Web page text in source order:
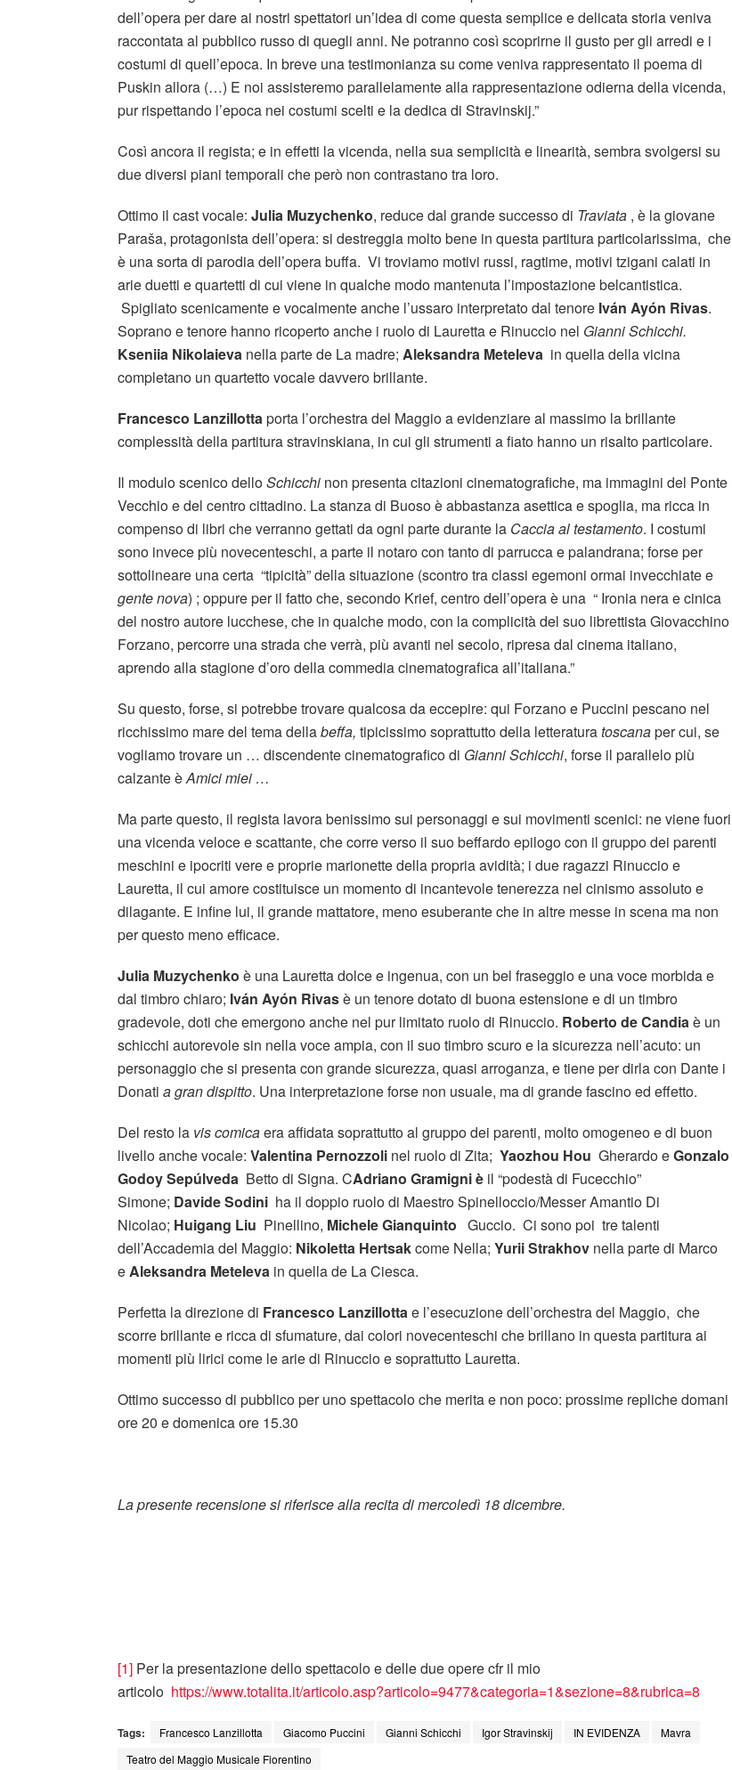
dell’opera per dare ai nostri spettatori un’idea di come questa semplice e delicata storia veniva
raccontata al pubblico russo di quegli anni. Ne potranno così scoprirne il gusto per gli arredi e i
costumi di quell’epoca. In breve una testimonianza su come veniva rappresentato il poema di
Puskin allora (…) E noi assisteremo parallelamente alla rappresentazione odierna della vicenda,
pur rispettando l’epoca nei costumi scelti e la dedica di Stravinskij.”
Così ancora il regista; e in effetti la vicenda, nella sua semplicità e linearità, sembra svolgersi su
due diversi piani temporali che però non contrastano tra loro.
Ottimo il cast vocale: Julia Muzychenko, reduce dal grande successo di Traviata , è la giovane
Paraša, protagonista dell’opera: si destreggia molto bene in questa partitura particolarissima, che
è una sorta di parodia dell’opera buffa. Vi troviamo motivi russi, ragtime, motivi tzigani calati in
arie duetti e quartetti di cui viene in qualche modo mantenuta l’impostazione belcantistica.
Spigliato scenicamente e vocalmente anche l’ussaro interpretato dal tenore Iván Ayón Rivas.
Soprano e tenore hanno ricoperto anche i ruolo di Lauretta e Rinuccio nel Gianni Schicchi.
Kseniia Nikolaieva nella parte de La madre; Aleksandra Meteleva in quella della vicina
completano un quartetto vocale davvero brillante.
Francesco Lanzillottaporta l’orchestra del Maggio a evidenziare al massimo la brillante
complessità della partitura stravinskiana, in cui gli strumenti a fiato hanno un risalto particolare.
Il modulo scenico delloSchicchi non presenta citazioni cinematografiche, ma immagini del Ponte
Vecchio e del centro cittadino. La stanza di Buoso è abbastanza asettica e spoglia, ma ricca in
compenso di libri che verranno gettati da ogni parte durante la Caccia al testamento. I costumi
sono invece più novecenteschi, a parte il notaro con tanto di parrucca e palandrana; forse per
sottolineare una certa “tipicità” della situazione (scontro tra classi egemoni ormai invecchiate e
gente nova) ; oppure per il fatto che, secondo Krief, centro dell’opera è una “ Ironia nera e cinica
del nostro autore lucchese, che in qualche modo, con la complicità del suo librettista Giovacchino
Forzano, percorre una strada che verrà, più avanti nel secolo, ripresa dal cinema italiano,
aprendo alla stagione d’oro della commedia cinematografica all’italiana.”
Su questo, forse, si potrebbe trovare qualcosa da eccepire: qui Forzano e Puccini pescano nel
ricchissimo mare del tema dellabeffa, tipicissimo soprattutto della letteraturatoscanaper cui, se
vogliamo trovare un … discendente cinematografico di Gianni Schicchi, forse il parallelo più
calzante èAmici miei …
Ma parte questo, il regista lavora benissimo sui personaggi e sui movimenti scenici: ne viene fuori
una vicenda veloce e scattante, che corre verso il suo beffardo epilogo con il gruppo dei parenti
meschini e ipocriti vere e proprie marionette della propria avidità; i due ragazzi Rinuccio e
Lauretta, il cui amore costituisce un momento di incantevole tenerezza nel cinismo assoluto e
dilagante. E infine lui, il grande mattatore, meno esuberante che in altre messe in scena ma non
per questo meno efficace.
Julia Muzychenko è una Lauretta dolce e ingenua, con un bel fraseggio e una voce morbida e
dal timbro chiaro; Iván Ayón Rivasè un tenore dotato di buona estensione e di un timbro
gradevole, doti che emergono anche nel pur limitato ruolo di Rinuccio. Roberto de Candiaè un
schicchi autorevole sin nella voce ampia, con il suo timbro scuro e la sicurezza nell’acuto: un
personaggio che si presenta con grande sicurezza, quasi arroganza, e tiene per dirla con Dante i
Donati a gran dispitto. Una interpretazione forse non usuale, ma di grande fascino ed effetto.
Del resto la vis comicaera affidata soprattutto al gruppo dei parenti, molto omogeneo e di buon
livello anche vocale: Valentina Pernozzoli nel ruolo di Zita; Yaozhou Hou Gherardo eGonzalo
Godoy Sepúlveda Betto di Signa. CAdriano Gramigni è il “podestà di Fucecchio”
Simone; Davide Sodini ha il doppio ruolo di Maestro Spinelloccio/Messer Amantio Di
Nicolao; Huigang Liu Pinellino, Michele Gianquinto Guccio. Ci sono poi tre talenti
dell’Accademia del Maggio: Nikoletta Hertsakcome Nella; Yurii Strakhov nella parte di Marco
eAleksandra Meteleva in quella de La Ciesca.
Perfetta la direzione di Francesco Lanzillottae l’esecuzione dell’orchestra del Maggio, che
scorre brillante e ricca di sfumature, dai colori novecenteschi che brillano in questa partitura ai
momenti più lirici come le arie di Rinuccio e soprattutto Lauretta.
Ottimo successo di pubblico per uno spettacolo che merita e non poco: prossime repliche domani
ore 20 e domenica ore 15.30
La presente recensione si riferisce alla recita di mercoledì 18 dicembre.
[1] Per la presentazione dello spettacolo e delle due opere cfr il mio
articolo https://www.totalita.it/articolo.asp?articolo=9477&categoria=1&sezione=8&rubrica=8
Tags: Francesco Lanzillotta Giacomo Puccini Gianni Schicchi Igor Stravinskij IN EVIDENZA
Mavra
Teatro del Maggio Musicale Fiorentino